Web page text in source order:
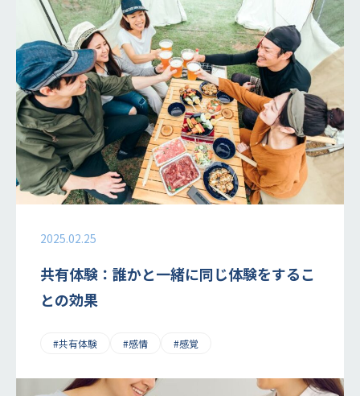
2025.02.25
共有体験：誰かと一緒に同じ体験をするこ
との効果
#共有体験 #感情 #感覚